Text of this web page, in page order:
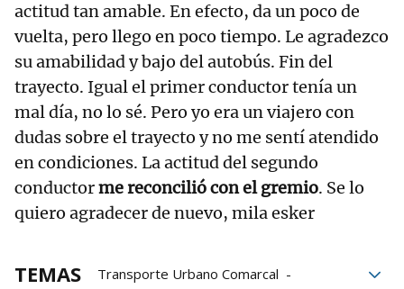
actitud tan amable. En efecto, da un poco de
vuelta, pero llego en poco tiempo. Le agradezco
su amabilidad y bajo del autobús. Fin del
trayecto. Igual el primer conductor tenía un
mal día, no lo sé. Pero yo era un viajero con
dudas sobre el trayecto y no me sentí atendido
en condiciones. La actitud del segundo
conductorme reconcilió con el gremio. Se lo
quiero agradecer de nuevo, mila esker
TEMAS
Transporte Urbano Comarcal